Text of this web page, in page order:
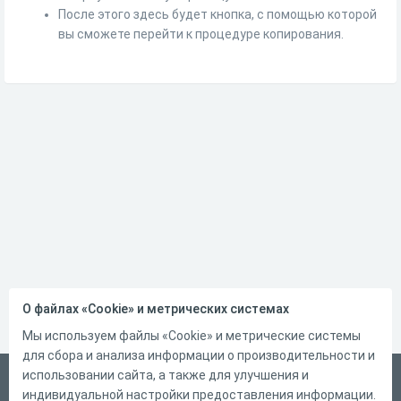
После этого здесь будет кнопка, с помощью которой
вы сможете перейти к процедуре копирования.
Русский
О файлах «Cookie» и метрических системах
Мы используем файлы «Cookie» и метрические системы
для сбора и анализа информации о производительности и
использовании сайта, а также для улучшения и
индивидуальной настройки предоставления информации.